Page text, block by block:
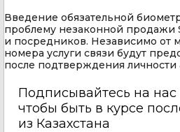
Введение обязательной
проблему незаконной продажи
и посредников. Независимо от
номера услуги связи будут
после подтверждения личности
Подписывайтесь на нас
чтобы быть в курсе
из Казахстана